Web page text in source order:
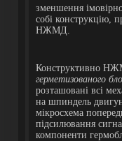
зменшення
собі конструкцію,
НЖМД.
Конструктивно
герметизованого
розташовані всі
на шпиндель
мікросхема
підсилювання
компоненти